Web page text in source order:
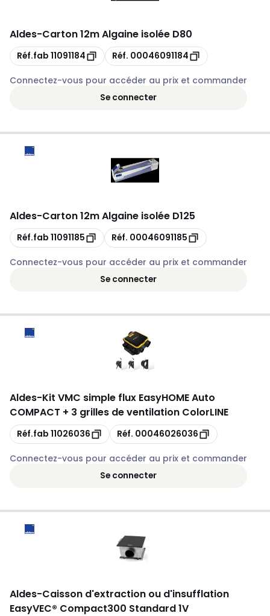
Aldes-Carton 12m Algaine isolée D80
Copie
Réf.fab 11091184 Copie
Réf. 00046091184
Connectez-vous pour accéder au prix et commander
Se connecter
Aldes-Carton 12m Algaine isolée D125
Copie
Réf.fab 11091185 Copie
Réf. 00046091185
Connectez-vous pour accéder au prix et commander
Se connecter
Aldes-Kit VMC simple flux EasyHOME Auto
COMPACT + 3 grilles de ventilation ColorLINE
Copie
Réf.fab 11026036 Copie
Réf. 00046026036
Connectez-vous pour accéder au prix et commander
Se connecter
Aldes-Caisson d'extraction ou d'insufflation
EasyVEC® Compact300 Standard 1V